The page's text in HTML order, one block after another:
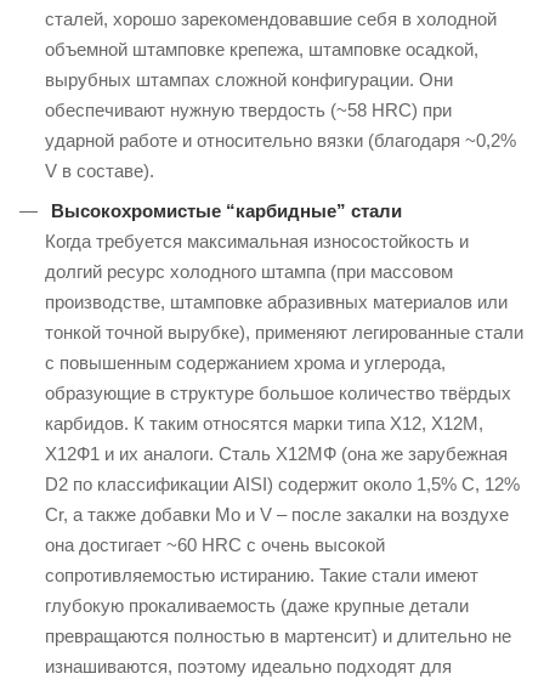
сталей, хорошо зарекомендовавшие себя в холодной
объемной штамповке крепежа, штамповке осадкой,
вырубных штампах сложной конфигурации. Они
обеспечивают нужную твердость (~58 HRC) при
ударной работе и относительно вязки (благодаря ~0,2%
V в составе).
Высокохромистые “карбидные” стали
Когда требуется максимальная износостойкость и
долгий ресурс холодного штампа (при массовом
производстве, штамповке абразивных материалов или
тонкой точной вырубке), применяют легированные стали
с повышенным содержанием хрома и углерода,
образующие в структуре большое количество твёрдых
карбидов. К таким относятся марки типа Х12, Х12М,
Х12Ф1 и их аналоги. Сталь Х12МФ (она же зарубежная
D2 по классификации AISI) содержит около 1,5% C, 12%
Cr, а также добавки Mo и V – после закалки на воздухе
она достигает ~60 HRC с очень высокой
сопротивляемостью истиранию. Такие стали имеют
глубокую прокаливаемость (даже крупные детали
превращаются полностью в мартенсит) и длительно не
изнашиваются, поэтому идеально подходят для